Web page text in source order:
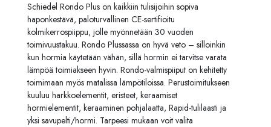
Schiedel Rondo Plus on kaikkiin tulisijoihin sopiva
haponkestävä, paloturvallinen CE-sertifioitu
kolmikerrospiippu, jolle myönnetään 30 vuoden
toimivuustakuu. Rondo Plussassa on hyvä veto – silloinkin
kun hormia käytetään vähän, sillä hormin ei tarvitse varata
lämpöä toimiakseen hyvin. Rondo-valmispiiput on kehitetty
toimimaan myös matalissa lämpötiloissa. Perustoimitukseen
kuuluu harkkoelementit, eristeet, keraamiset
hormielementit, keraaminen pohjalaatta, Rapid-tulilaasti ja
yksi savupelti/hormi. Tarpeesi mukaan voit valita